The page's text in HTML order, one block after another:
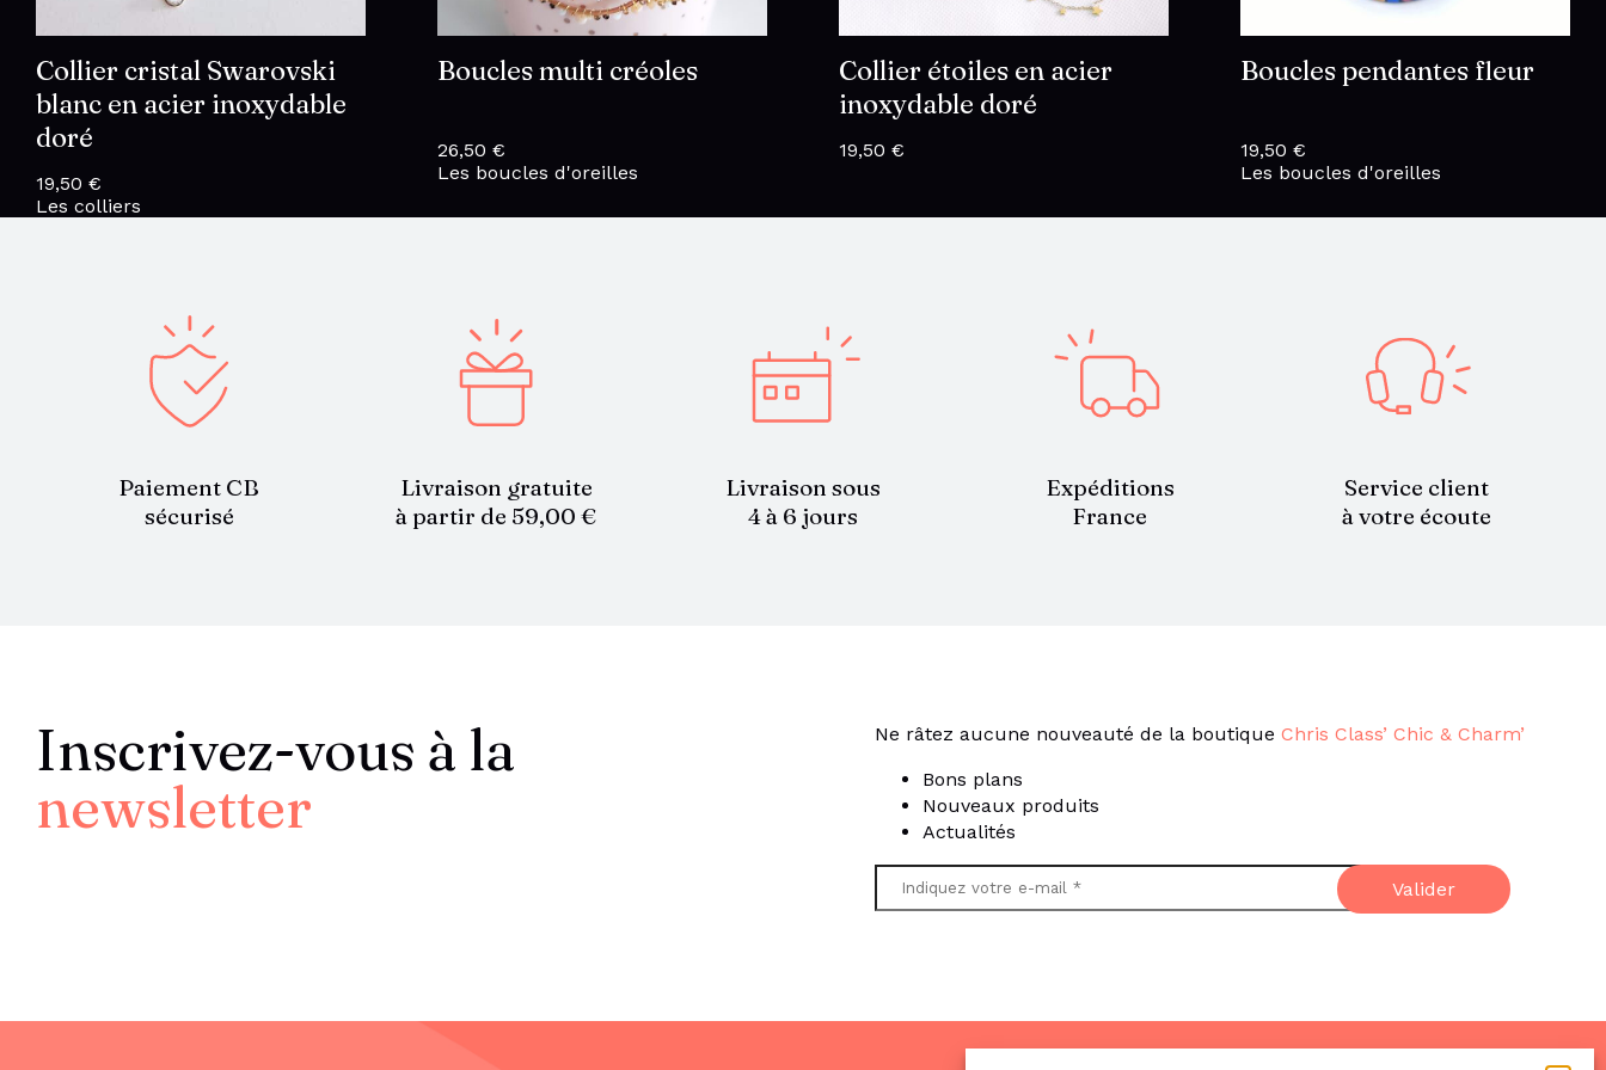
Collier cristal Swarovski
blanc en acier inoxydable
doré
19,50 €
Les colliers
Boucles multi créoles
26,50 €
Les boucles d'oreilles
Collier étoiles en acier
inoxydable doré
19,50 €
Boucles pendantes fleur
19,50 €
Les boucles d'oreilles
Paiement CB
sécurisé
Livraison gratuite
à partir de 59,00 €
Livraison sous
4 à 6 jours
Expéditions
France
Service client
à votre écoute
Inscrivez-vous à la
newsletter
Ne râtez aucune nouveauté de la boutique Chris Class’ Chic & Charm’
Bons plans
Nouveaux produits
Actualités